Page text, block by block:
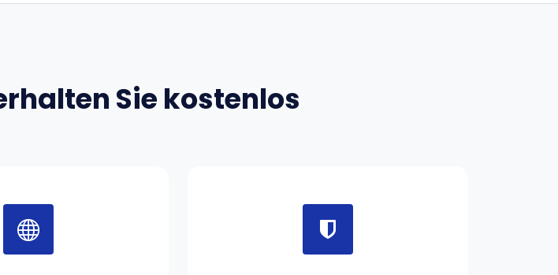
Sie kostenlos